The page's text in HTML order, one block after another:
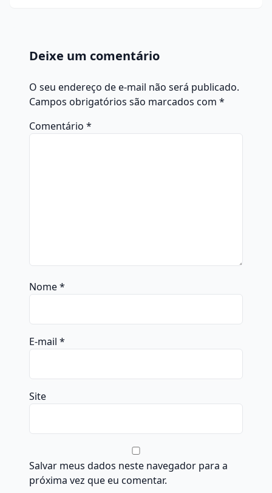
Deixe um comentário
O seu endereço de e-mail não será publicado.
Campos obrigatórios são marcados com *
Comentário *
Nome*
E-mail *
Site
Salvar meus dados neste navegador para a
próxima vez que eu comentar.